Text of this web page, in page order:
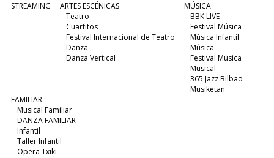
STREAMING
ARTES ESCÉNICAS
Teatro
Cuartitos
Festival Internacional de Teatro
Danza
Danza Vertical
MÚSICA
BBK LIVE
Festival Música
Música Infantil
Música
Festival Música
Musical
365 Jazz Bilbao
Musiketan
FAMILIAR
Musical Familiar
DANZA FAMILIAR
Infantil
Taller Infantil
Opera Txiki